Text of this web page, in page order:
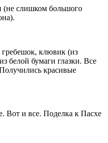
(не слишком большого
гребешок, клювик (из
белой бумаги глазки. Все
красивые
Вот и все. Поделка к Пасхе